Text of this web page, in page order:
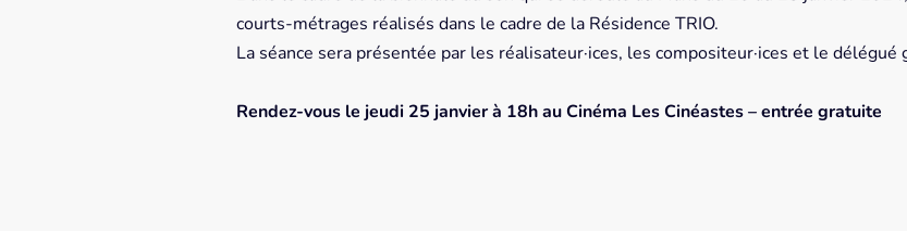
courts-métrages réalisés dans le cadre de la Résidence TRIO.
La séance sera présentée par les réalisateur·ices, les compositeur·ices et le
Rendez-vous le jeudi 25 janvier à 18h au Cinéma Les Cinéastes – entrée gratuite